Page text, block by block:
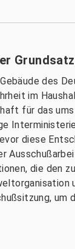
des
im
für das
diese
die den
um